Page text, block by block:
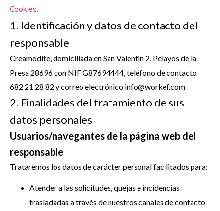
Cookies.
1. Identificación y datos de contacto del
responsable
Creamodite, domiciliada en San Valentin 2, Pelayos de la
Presa 28696 con NIF G87694444, teléfono de contacto
682 21 28 82 y correo electrónico info@workef.com
2. Finalidades del tratamiento de sus
datos personales
Usuarios/navegantes de la página web del
responsable
Trataremos los datos de carácter personal facilitados para:
Atender a las solicitudes, quejas e incidencias
trasladadas a través de nuestros canales de contacto